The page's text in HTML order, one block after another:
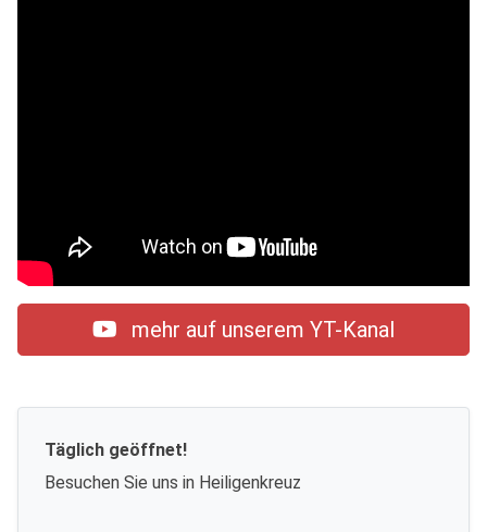
mehr auf unserem YT-Kanal
Täglich geöffnet!
Besuchen Sie uns in Heiligenkreuz